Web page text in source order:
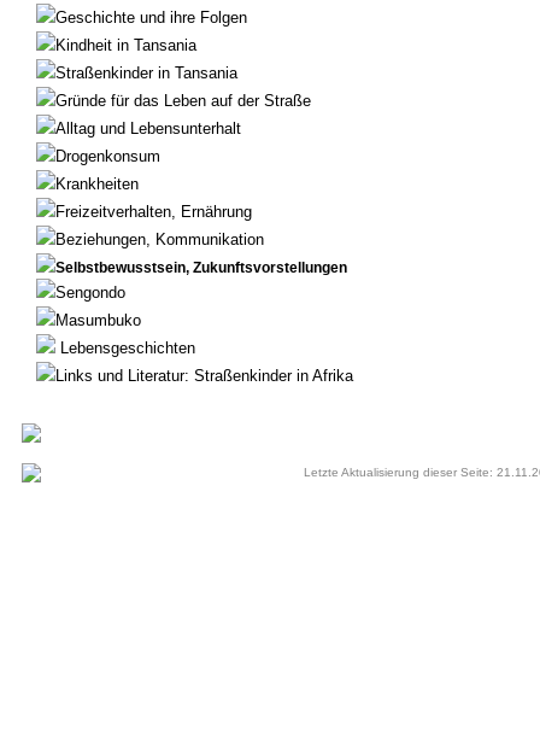
Geschichte und ihre Folgen
Kindheit in Tansania
Straßenkinder in Tansania
Gründe für das Leben auf der Straße
Alltag und Lebensunterhalt
Drogenkonsum
Krankheiten
Freizeitverhalten, Ernährung
Beziehungen, Kommunikation
Selbstbewusstsein, Zukunftsvorstellungen
Sengondo
Masumbuko
Lebensgeschichten
Links und Literatur: Straßenkinder in Afrika
Letzte Aktualisierung dieser Seite: